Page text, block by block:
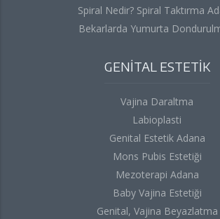
Spiral Nedir? Spiral Taktırma
Bekarlarda Yumurta
GENİTAL ESTETİK
Vajina Daraltma
Labioplasti
Genital Estetik Adana
Mons Pubis Estetiği
Mezoterapi Adana
Baby Vajina Estetiği
Genital, Vajina Beyazlatma